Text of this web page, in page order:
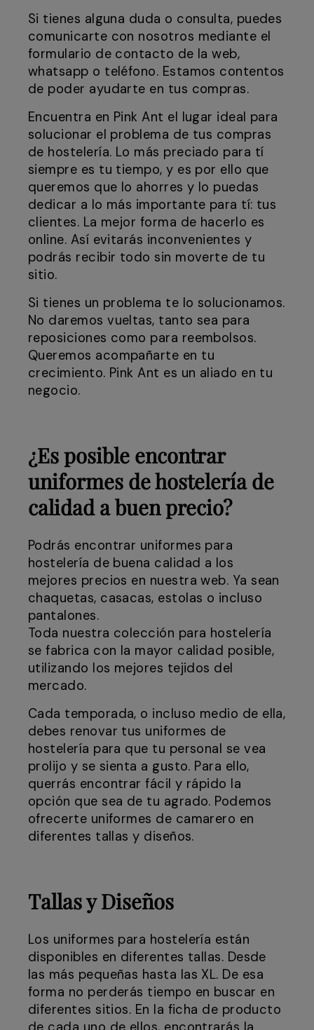
Si tienes alguna duda o consulta, puedes
comunicarte con nosotros mediante el
formulario de contacto de la web,
whatsapp o teléfono. Estamos contentos
de poder ayudarte en tus compras.
Encuentra en Pink Ant el lugar ideal para
solucionar el problema de tus compras
de hostelería. Lo más preciado para tí
siempre es tu tiempo, y es por ello que
queremos que lo ahorres y lo puedas
dedicar a lo más importante para tí: tus
clientes. La mejor forma de hacerlo es
online. Así evitarás inconvenientes y
podrás recibir todo sin moverte de tu
sitio.
Si tienes un problema te lo solucionamos.
No daremos vueltas, tanto sea para
reposiciones como para reembolsos.
Queremos acompañarte en tu
crecimiento. Pink Ant es un aliado en tu
negocio.
¿Es posible encontrar
uniformes de hostelería de
calidad a buen precio?
Podrás encontrar uniformes para
hostelería de buena calidad a los
mejores precios en nuestra web. Ya sean
chaquetas, casacas, estolas o incluso
pantalones.
Toda nuestra colección para hostelería
se fabrica con la mayor calidad posible,
utilizando los mejores tejidos del
mercado.
Cada temporada, o incluso medio de ella,
debes renovar tus uniformes de
hostelería para que tu personal se vea
prolijo y se sienta a gusto. Para ello,
querrás encontrar fácil y rápido la
opción que sea de tu agrado. Podemos
ofrecerte uniformes de camarero en
diferentes tallas y diseños.
Tallas y Diseños
Los uniformes para hostelería están
disponibles en diferentes tallas. Desde
las más pequeñas hasta las XL. De esa
forma no perderás tiempo en buscar en
diferentes sitios. En la ficha de producto